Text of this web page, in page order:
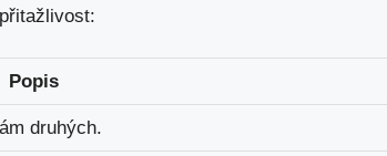
Popis
druhých.